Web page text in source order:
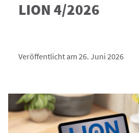
LION 4/2026
Veröffentlicht am 26. Juni 2026